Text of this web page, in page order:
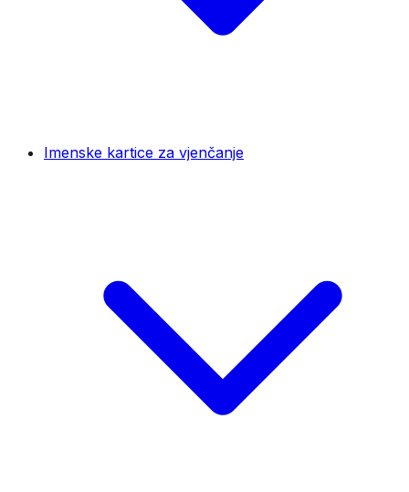
Imenske kartice za vjenčanje